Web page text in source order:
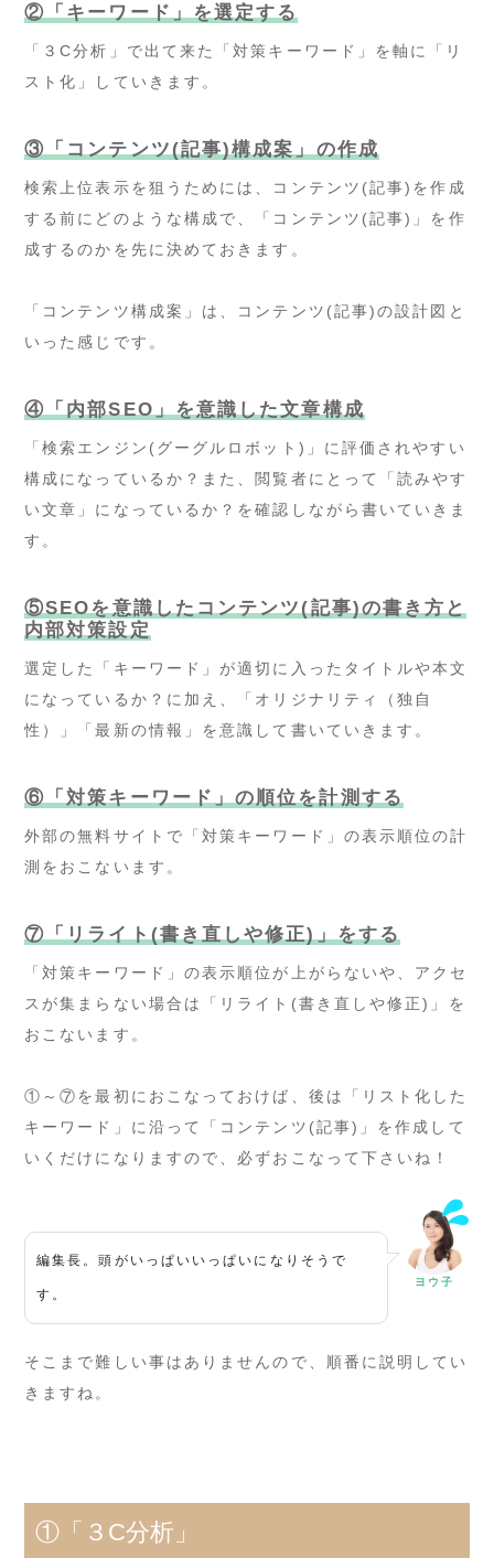
②「キーワード」を選定する
「３C分析」で出て来た「対策キーワード」を軸に「リ
スト化」していきます。
③「コンテンツ(記事)構成案」の作成
検索上位表示を狙うためには、コンテンツ(記事)を作成
する前にどのような構成で、「コンテンツ(記事)」を作
成するのかを先に決めておきます。
「コンテンツ構成案」は、コンテンツ(記事)の設計図と
いった感じです。
④「内部SEO」を意識した文章構成
「検索エンジン(グーグルロボット)」に評価されやすい
構成になっているか？また、閲覧者にとって「読みやす
い文章」になっているか？を確認しながら書いていきま
す。
⑤SEOを意識したコンテンツ(記事)の書き方と
内部対策設定
選定した「キーワード」が適切に入ったタイトルや本文
になっているか？に加え、「オリジナリティ（独自
性）」「最新の情報」を意識して書いていきます。
⑥「対策キーワード」の順位を計測する
外部の無料サイトで「対策キーワード」の表示順位の計
測をおこないます。
⑦「リライト(書き直しや修正)」をする
「対策キーワード」の表示順位が上がらないや、アクセ
スが集まらない場合は「リライト(書き直しや修正)」を
おこないます。
①～⑦を最初におこなっておけば、後は「リスト化した
キーワード」に沿って「コンテンツ(記事)」を作成して
いくだけになりますので、必ずおこなって下さいね！
編集長。頭がいっぱいいっぱいになりそうで
す。
ヨウ子
そこまで難しい事はありませんので、順番に説明してい
きますね。
①「３C分析」